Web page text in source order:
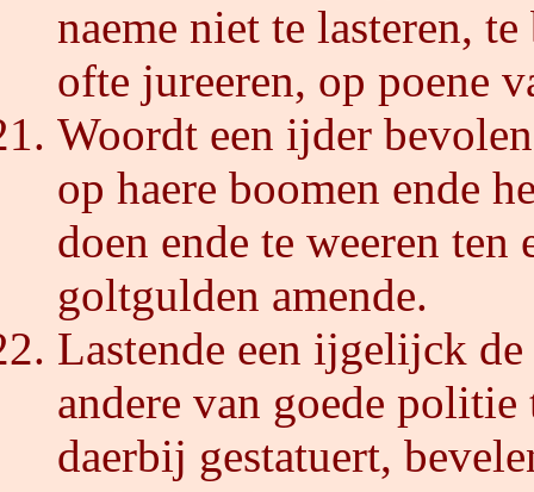
naeme niet te lasteren,
ofte jureeren, op poene
Woordt een ijder
op haere boomen ende
doen ende te weeren ten
goltgulden amende.
Lastende een ijgelijck
andere van goede politie
daerbij gestatuert,